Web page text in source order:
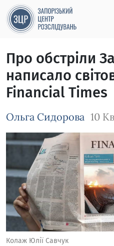
Про обстріли
написало
Financial Times
Ольга Сидорова 10
Зображення завантажується
Колаж Юлії Савчук